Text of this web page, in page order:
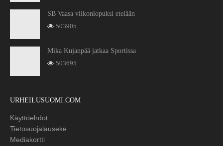
SB Vaasa viikonlopuksi etelään
503905
Mika Kujanpää jatkaa Sportissa
503695
URHEILUSUOMI.COM
Käyttöehdot
Tietosuojalauseke
Mediakortti